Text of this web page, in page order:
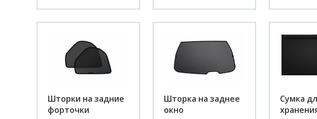
Шторки на задние
форточки
Шторка на заднее
окно
Сумка